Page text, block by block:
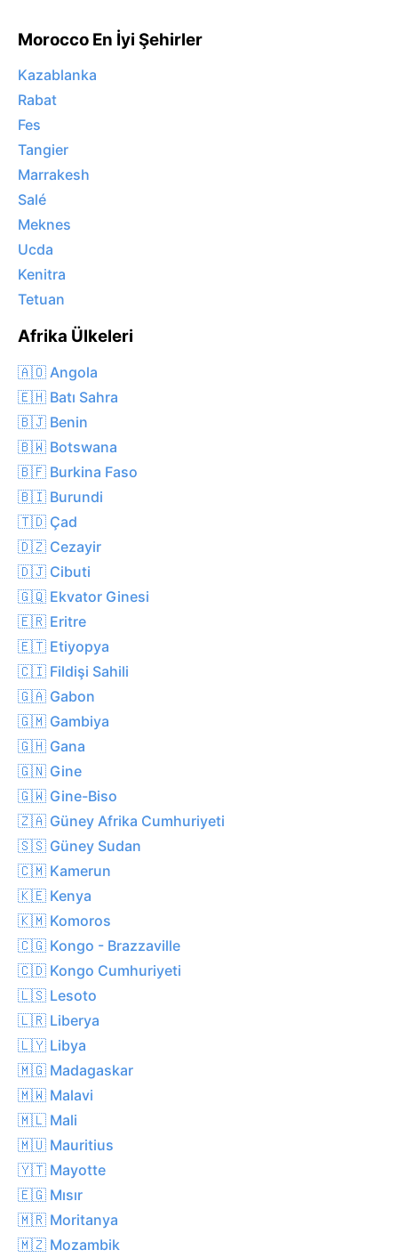
Morocco En İyi Şehirler
Kazablanka
Rabat
Fes
Tangier
Marrakesh
Salé
Meknes
Ucda
Kenitra
Tetuan
Afrika Ülkeleri
🇦🇴 Angola
🇪🇭 Batı Sahra
🇧🇯 Benin
🇧🇼 Botswana
🇧🇫 Burkina Faso
🇧🇮 Burundi
🇹🇩 Çad
🇩🇿 Cezayir
🇩🇯 Cibuti
🇬🇶 Ekvator Ginesi
🇪🇷 Eritre
🇪🇹 Etiyopya
🇨🇮 Fildişi Sahili
🇬🇦 Gabon
🇬🇲 Gambiya
🇬🇭 Gana
🇬🇳 Gine
🇬🇼 Gine-Biso
🇿🇦 Güney Afrika Cumhuriyeti
🇸🇸 Güney Sudan
🇨🇲 Kamerun
🇰🇪 Kenya
🇰🇲 Komoros
🇨🇬 Kongo - Brazzaville
🇨🇩 Kongo Cumhuriyeti
🇱🇸 Lesoto
🇱🇷 Liberya
🇱🇾 Libya
🇲🇬 Madagaskar
🇲🇼 Malavi
🇲🇱 Mali
🇲🇺 Mauritius
🇾🇹 Mayotte
🇪🇬 Mısır
🇲🇷 Moritanya
🇲🇿 Mozambik